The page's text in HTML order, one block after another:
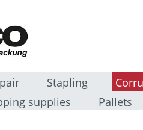
Stapling
supplies
Pallets